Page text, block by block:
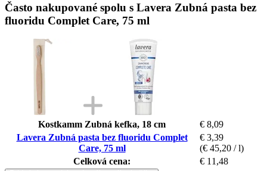
Často nakupované spolu s Lavera Zubná pasta bez
fluoridu Complet Care, 75 ml
Kostkamm Zubná kefka, 18 cm
€ 8,09
Lavera Zubná pasta bez fluoridu Complet
Care, 75 ml
€ 3,39
(€ 45,20 / l)
Celková cena:
€ 11,48